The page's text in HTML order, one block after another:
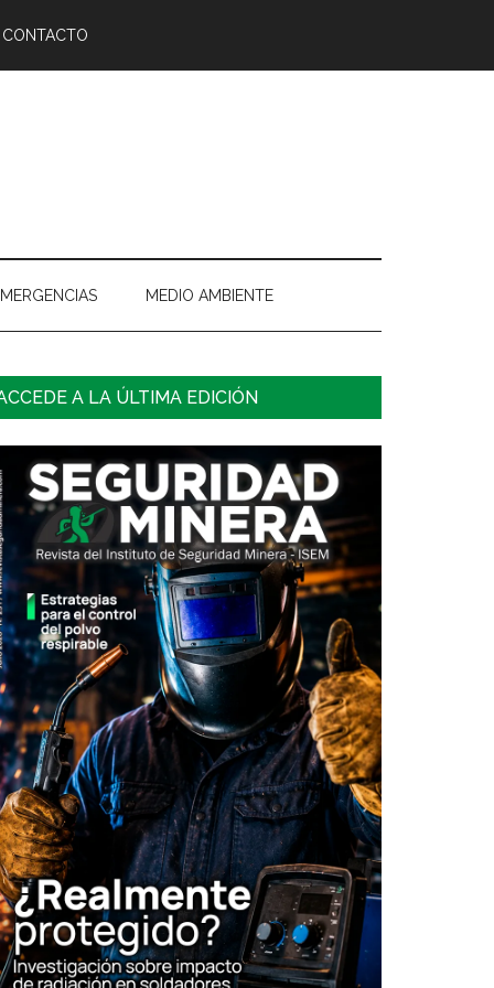
CONTACTO
MEDIO AMBIENTE
A LA ÚLTIMA EDICIÓN